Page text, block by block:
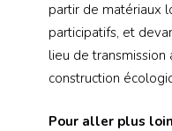
partir de matériaux
participatifs, et
lieu de
construction
Pour aller plus